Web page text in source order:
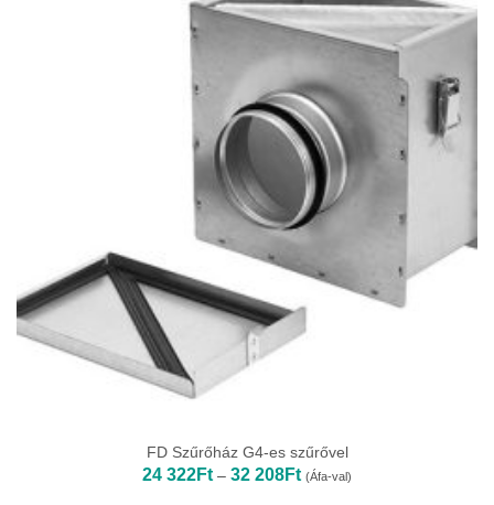
FD Szűrőház G4-es szűrővel
24 322Ft – 32 208FtÁrtartomány:
24
(Áfa-val)